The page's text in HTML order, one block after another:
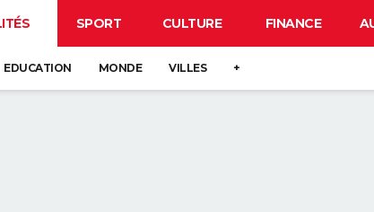
SPORT CULTURE FINANCE
EDUCATION MONDE VILLES +